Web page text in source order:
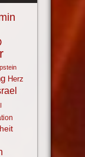
Herz